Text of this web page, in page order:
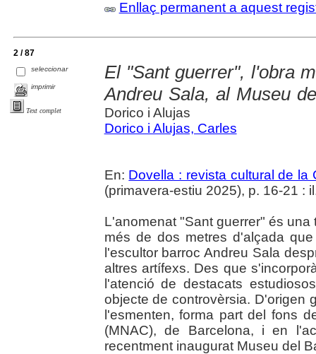
Enllaç permanent a aquest
2 / 87
seleccionar
imprimir
Text complet
El "Sant guerrer", l'obra
Andreu Sala, al Museu
Dorico i Alujas
Dorico i Alujas, Carles
En: Dovella : revista cultural de la
(primavera-estiu 2025), p. 16-21 :
L'anomenat "Sant guerrer" és
més de dos metres d'alçada
l'escultor barroc Andreu Sala
altres artífexs. Des que
l'atenció de destacats
objecte de controvèrsia. D'origen
l'esmenten, forma part del fons
(MNAC), de Barcelona, i en
recentment inaugurat Museu del